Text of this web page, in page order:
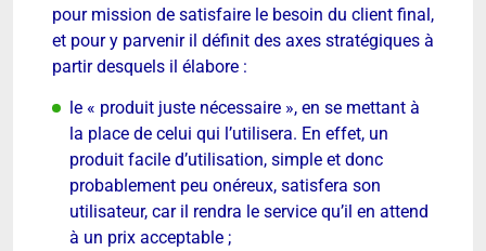
pour mission de satisfaire le besoin du client final,
et pour y parvenir il définit des axes stratégiques à
partir desquels il élabore :
le « produit juste nécessaire », en se mettant à
la place de celui qui l’utilisera. En effet, un
produit facile d’utilisation, simple et donc
probablement peu onéreux, satisfera son
utilisateur, car il rendra le service qu’il en attend
à un prix acceptable ;